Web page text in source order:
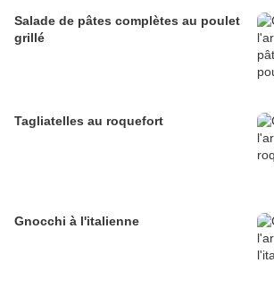
Salade de pâtes complètes au poulet
grillé
Tagliatelles au roquefort
Gnocchi à l'italienne